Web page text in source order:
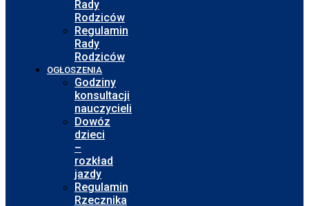
Rady
Rodziców
Regulamin
Rady
Rodziców
OGŁOSZENIA
Godziny
konsultacji
nauczycieli
Dowóz
dzieci
–
rozkład
jazdy
Regulamin
Rzecznika